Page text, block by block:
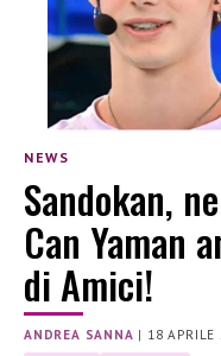
NEWS
Sandokan,
Can Yaman
di Amici!
ANDREA SANNA | 18 APRILE